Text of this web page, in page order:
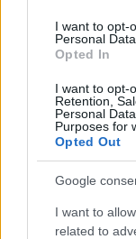
I want to opt-
Personal
Opted In
I want to opt-
Retention,
Personal
Purposes for
Opted Out
Google
I want to
related to